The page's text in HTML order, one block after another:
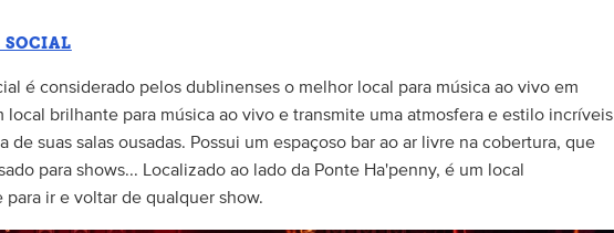
SOCIAL
é considerado pelos dublinenses o melhor local para música ao vivo em
local brilhante para música ao vivo e transmite uma atmosfera e estilo incríveis
de suas salas ousadas. Possui um espaçoso bar ao ar livre na cobertura, que
para shows... Localizado ao lado da Ponte Ha'penny, é um local
ir e voltar de qualquer show.